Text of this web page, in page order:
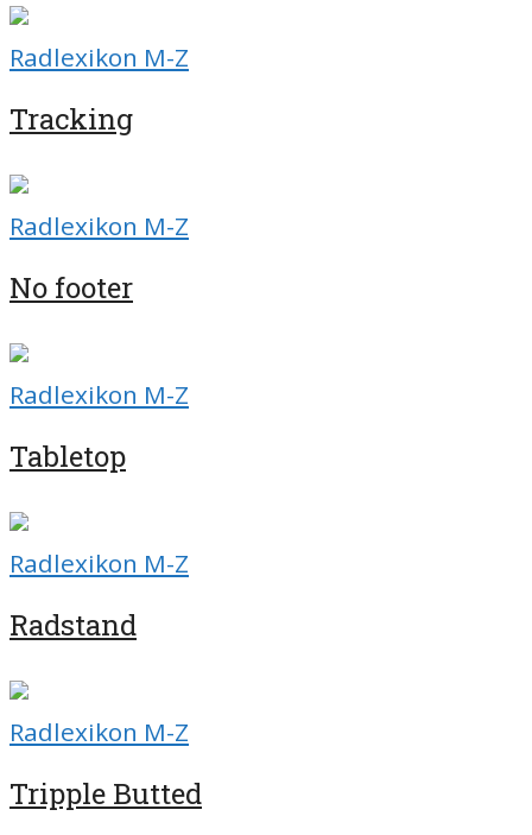
Radlexikon M-Z
Tracking
Radlexikon M-Z
No footer
Radlexikon M-Z
Tabletop
Radlexikon M-Z
Radstand
Radlexikon M-Z
Tripple Butted